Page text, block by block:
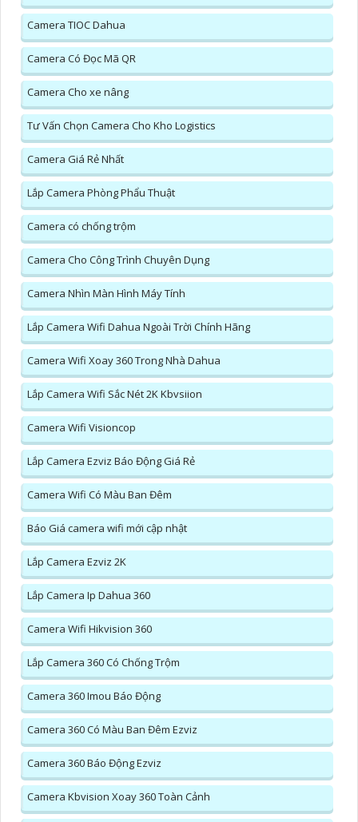
Camera TIOC Dahua
Camera Có Đọc Mã QR
Camera Cho xe nâng
Tư Vấn Chọn Camera Cho Kho Logistics
Camera Giá Rẻ Nhất
Lắp Camera Phòng Phẩu Thuật
Camera có chống trộm
Camera Cho Công Trình Chuyên Dụng
Camera Nhìn Màn Hình Máy Tính
Lắp Camera Wifi Dahua Ngoài Trời Chính Hãng
Camera Wifi Xoay 360 Trong Nhà Dahua
Lắp Camera Wifi Sắc Nét 2K Kbvsiion
Camera Wifi Visioncop
Lắp Camera Ezviz Báo Động Giá Rẻ
Camera Wifi Có Màu Ban Đêm
Báo Giá camera wifi mới cập nhật
Lắp Camera Ezviz 2K
Lắp Camera Ip Dahua 360
Camera Wifi Hikvision 360
Lắp Camera 360 Có Chống Trộm
Camera 360 Imou Báo Động
Camera 360 Có Màu Ban Đêm Ezviz
Camera 360 Báo Động Ezviz
Camera Kbvision Xoay 360 Toàn Cảnh